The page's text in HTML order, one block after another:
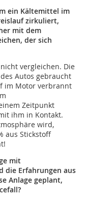
ein Kältemittel im
zirkuliert,
mit dem
der sich
vergleichen. Die
Autos gebraucht
im Motor verbrannt
Zeitpunkt
ihm in Kontakt.
wird,
aus Stickstoff
mit
die Erfahrungen aus
Anlage geplant,